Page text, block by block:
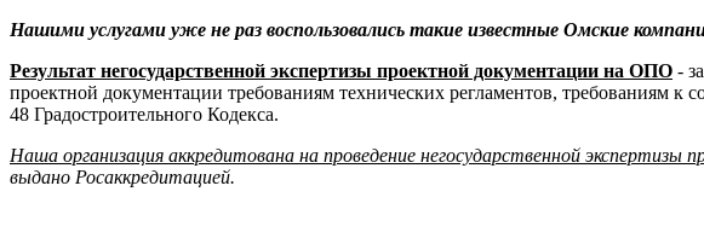
Нашими услугами уже не раз воспользовались такие известные Омские
Результат негосударственной экспертизы проектной документации на ОПО -
проектной документации требованиям технических регламентов, требованиям
48 Градостроительного Кодекса.
Наша организация аккредитована на проведение негосударственной экспертизы
выдано Росаккредитацией.